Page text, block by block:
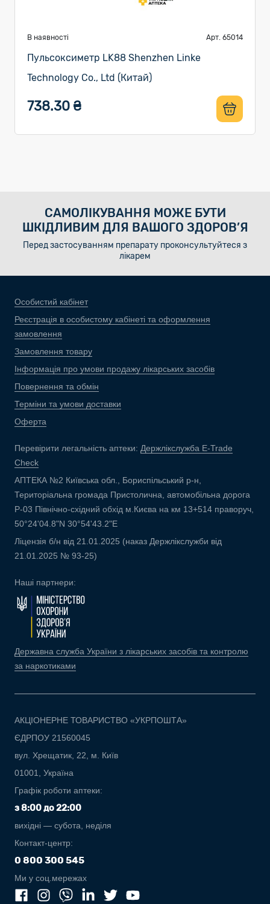
В наявності Арт. 65014
Пульсоксиметр LK88 Shenzhen Linke
Technology Co., Ltd (Китай)
738.30 ₴
САМОЛІКУВАННЯ МОЖЕ БУТИ
ШКІДЛИВИМ ДЛЯ ВАШОГО ЗДОРОВ’Я
Перед застосуванням препарату проконсультуйтеся з
лікарем
Особистий кабінет
Реєстрація в особистому кабінеті та оформлення
замовлення
Замовлення товару
Інформація про умови продажу лікарських засобів
Повернення та обмін
Терміни та умови доставки
Оферта
Перевірити легальність аптеки: Держлікслужба E-Trade
Check
АПТЕКА №2 Київська обл., Бориспільський р-н,
Територіальна громада Пристолична, автомобільна дорога
Р-03 Північно-східний обхід м.Києва на км 13+514 праворуч,
50°24'04.8"N 30°54'43.2"E
Ліцензія б/н від 21.01.2025 (наказ Держлікслужби від
21.01.2025 № 93-25)
Наші партнери:
Державна служба України з лікарських засобів та контролю
за наркотиками
АКЦІОНЕРНЕ ТОВАРИСТВО «УКРПОШТА»
ЄДРПОУ 21560045
вул. Хрещатик, 22, м. Київ
01001, Україна
Графік роботи аптеки:
з 8:00 до 22:00
вихідні — субота, неділя
Контакт-центр:
0 800 300 545
Ми у соц.мережах